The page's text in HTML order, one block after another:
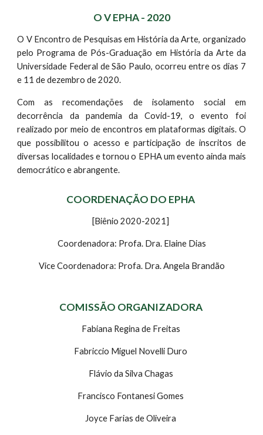
O V EPHA - 2020
O V Encontro de Pesquisas em História da Arte, organizado
pelo Programa de Pós-Graduação em História da Arte da
Universidade Federal de São Paulo, ocorreu entre os dias 7
e 11 de dezembro de 2020.
Com as recomendações de isolamento social em
decorrência da pandemia da Covid-19, o evento foi
realizado por meio de encontros em plataformas digitais. O
que possibilitou o acesso e participação de inscritos de
diversas localidades e tornou o EPHA um evento ainda mais
democrático e abrangente.
COORDENAÇÃO DO EPHA
[Biênio 2020-2021]
Coordenadora: Profa. Dra. Elaine Dias
Vice Coordenadora: Profa. Dra. Angela Brandão
COMISSÃO ORGANIZADORA
Fabiana Regina de Freitas
Fabriccio Miguel Novelli Duro
Flávio da Silva Chagas
Francisco Fontanesi Gomes
Joyce Farias de Oliveira